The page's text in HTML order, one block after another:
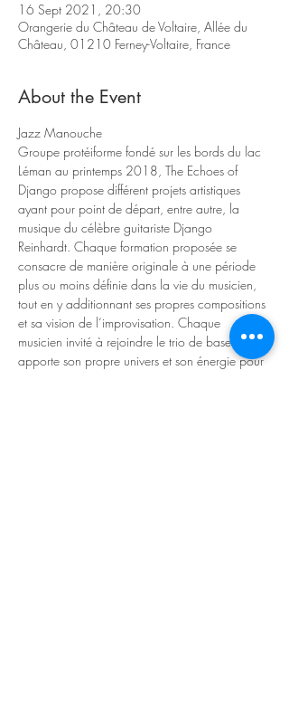
16 Sept 2021, 20:30
Orangerie du Château de Voltaire, Allée du
Château, 01210 Ferney-Voltaire, France
About the Event
Jazz Manouche
Groupe protéiforme fondé sur les bords du lac
Léman au printemps 2018, The Echoes of
Django propose différent projets artistiques
ayant pour point de départ, entre autre, la
musique du célèbre guitariste Django
Reinhardt. Chaque formation proposée se
consacre de manière originale à une période
plus ou moins définie dans la vie du musicien,
tout en y additionnant ses propres compositions
et sa vision de l‘improvisation. Chaque
musicien invité à rejoindre le trio de base
apporte son propre univers et son énergie pour